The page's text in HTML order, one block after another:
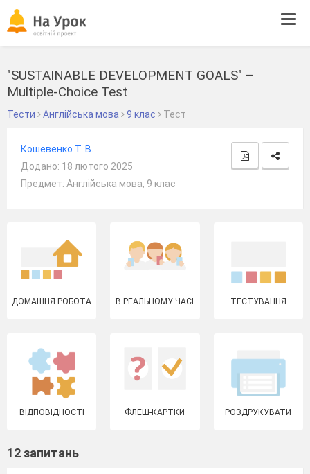
"SUSTAINABLE DEVELOPMENT GOALS" –
Multiple-Choice Test
Тести Англійська мова 9 клас Тест
Кошевенко Т. В.
Додано: 18 лютого 2025
Предмет: Англійська мова, 9 клас
ДОМАШНЯ РОБОТА В РЕАЛЬНОМУ ЧАСІ ТЕСТУВАННЯ
ВІДПОВІДНОСТІ ФЛЕШ-КАРТКИ РОЗДРУКУВАТИ
12 запитань